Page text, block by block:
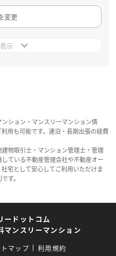
変更
示
ション・マンスリーマンション情
用も可能です。連泊・長期出張の経費
物取引士・マンション管理士・管理
ている不動産管理会社や不動産オー
宅として安心してご利用いただけま
す。
ードットコム
マンスリーマンション
マップ
利用規約